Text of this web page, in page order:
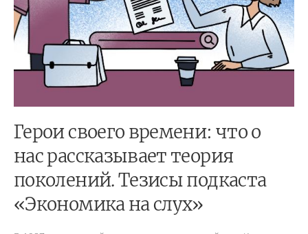
Герои своего времени: что о
нас рассказывает теория
поколений. Тезисы подкаста
«Экономика на слух»